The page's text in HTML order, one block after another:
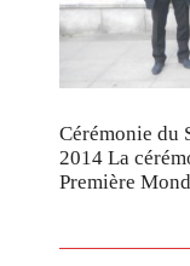
Cérémonie du
2014 La
Première